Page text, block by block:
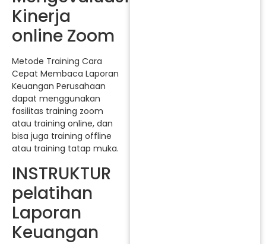
Kinerja
online Zoom
Metode Training Cara
Cepat Membaca Laporan
Keuangan Perusahaan
dapat menggunakan
fasilitas training zoom
atau training online, dan
bisa juga training offline
atau training tatap muka.
INSTRUKTUR
pelatihan
Laporan
Keuangan